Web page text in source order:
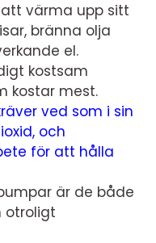
värma upp sitt
bränna olja
el.
kostsam
kostar mest.
ved som i sin
och
för att hålla
är de både
otroligt